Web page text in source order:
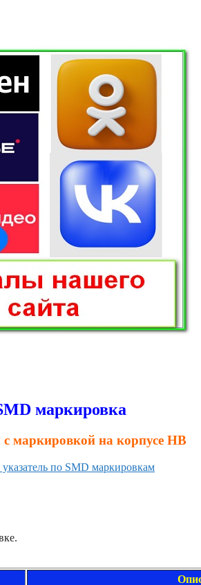
маркировка
маркировкой на корпусе HB
по SMD маркировкам